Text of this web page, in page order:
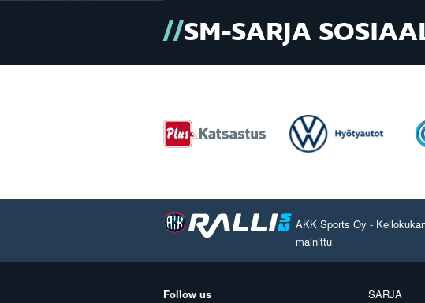
SM-SARJA
AKK Sports Oy -
mainittu
Follow us
SARJA